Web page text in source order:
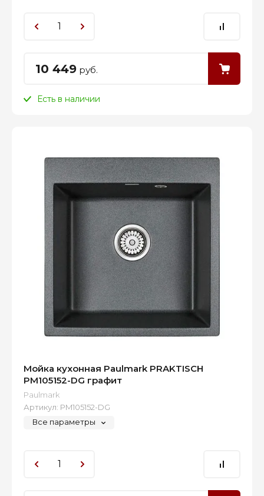
10 449 руб.
Есть в наличии
Мойка кухонная Paulmark PRAKTISCH
PM105152-DG графит
Paulmark
Артикул: PM105152-DG
Все параметры